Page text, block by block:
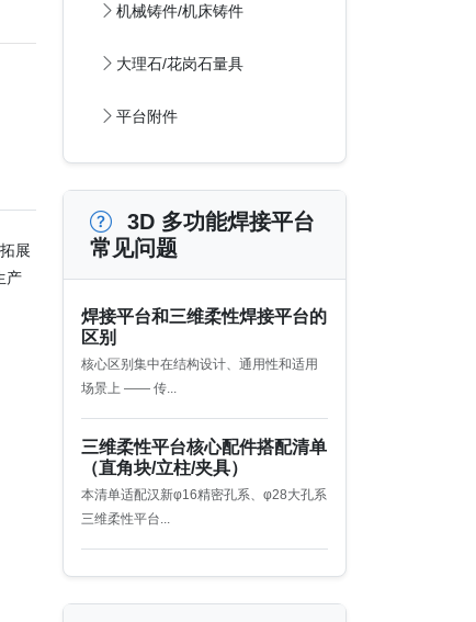
展
产
机械铸件/机床铸件
大理石/花岗石量具
平台附件
3D 多功能焊接平台
常见问题
焊接平台和三维柔性焊接平台的
区别
核心区别集中在结构设计、通用性和适用
场景上 —— 传...
三维柔性平台核心配件搭配清单
（直角块/立柱/夹具）
本清单适配汉新φ16精密孔系、φ28大孔系
三维柔性平台...